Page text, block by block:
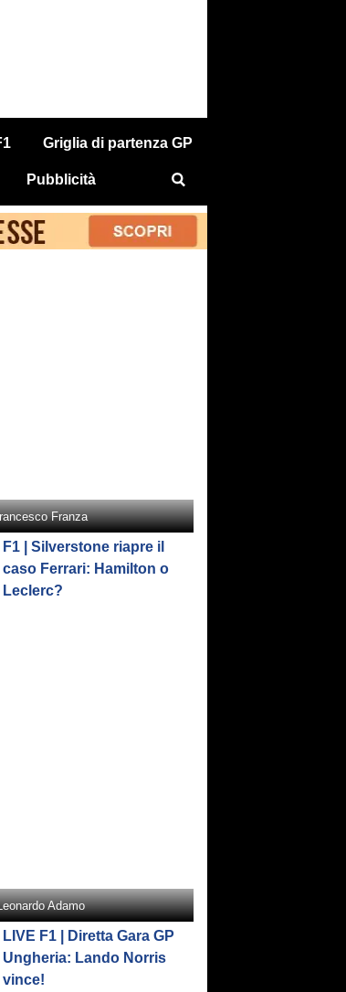
Griglia di partenza GP
Pubblicità
Franza
F1 | Silverstone riapre il
caso Ferrari: Hamilton o
Leclerc?
Adamo
LIVE F1 | Diretta Gara GP
Ungheria: Lando Norris
vince!